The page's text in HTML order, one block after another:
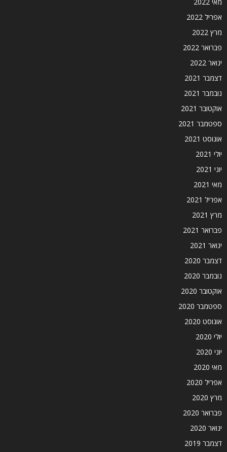
אפריל 2022
מרץ 2022
פברואר 2022
ינואר 2022
דצמבר 2021
נובמבר 2021
אוקטובר 2021
ספטמבר 2021
אוגוסט 2021
יולי 2021
יוני 2021
מאי 2021
אפריל 2021
מרץ 2021
פברואר 2021
ינואר 2021
דצמבר 2020
נובמבר 2020
אוקטובר 2020
ספטמבר 2020
אוגוסט 2020
יולי 2020
יוני 2020
מאי 2020
אפריל 2020
מרץ 2020
פברואר 2020
ינואר 2020
דצמבר 2019